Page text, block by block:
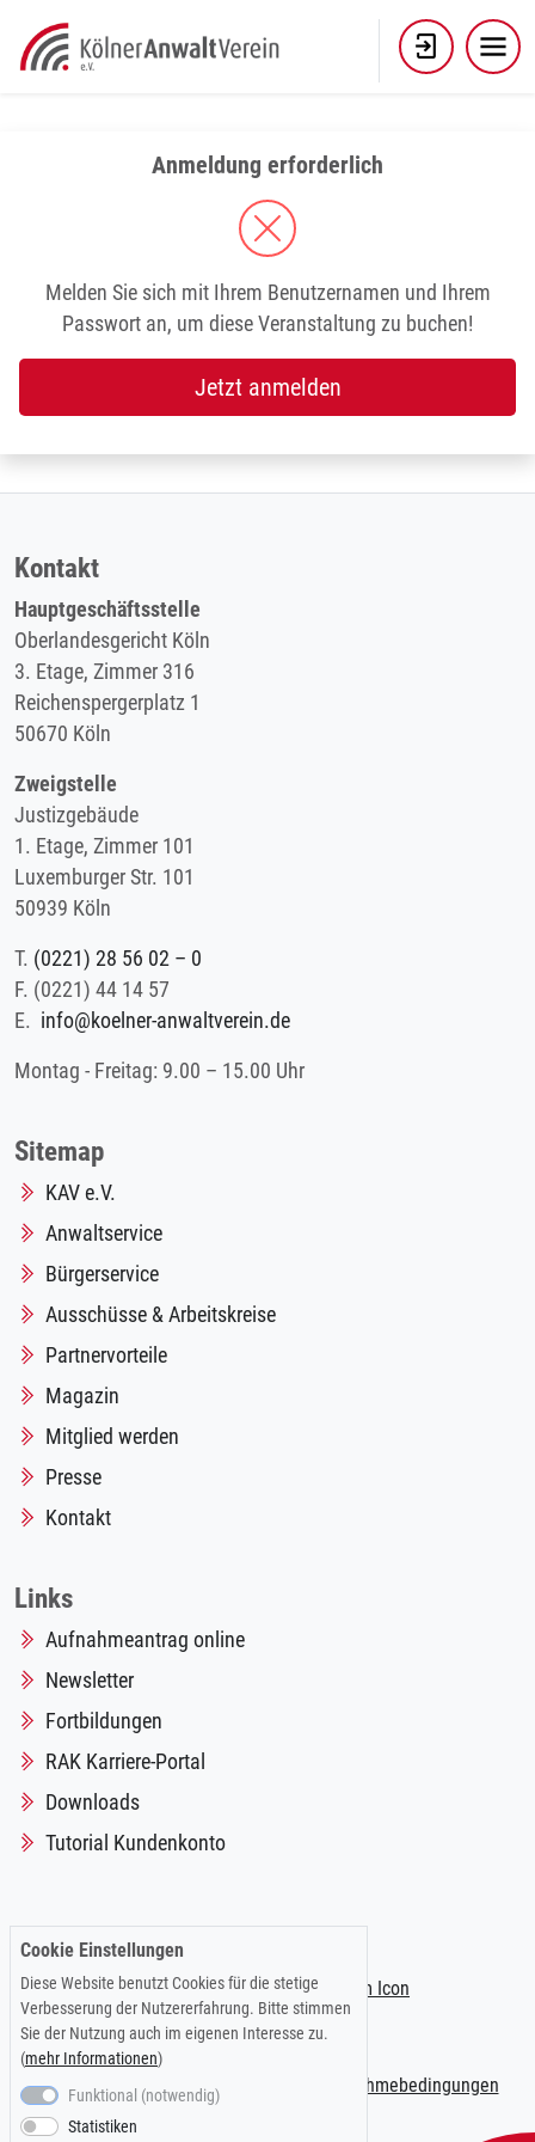
content
Anmeldung erforderlich
Melden Sie sich mit Ihrem Benutzernamen und Ihrem
Passwort an, um diese Veranstaltung zu buchen!
Jetzt anmelden
Kontakt
Hauptgeschäftsstelle
Oberlandesgericht Köln
3. Etage, Zimmer 316
Reichenspergerplatz 1
50670 Köln
Zweigstelle
Justizgebäude
1. Etage, Zimmer 101
Luxemburger Str. 101
50939 Köln
T. (0221) 28 56 02 – 0
F. (0221) 44 14 57
E. info@koelner-anwaltverein.de
Montag - Freitag: 9.00 – 15.00 Uhr
Sitemap
KAV e.V.
Anwaltservice
Bürgerservice
Ausschüsse & Arbeitskreise
Partnervorteile
Magazin
Mitglied werden
Presse
Kontakt
Links
Aufnahmeantrag online
Newsletter
Fortbildungen
RAK Karriere-Portal
Downloads
Tutorial Kundenkonto
Impressum |Datenschutzerklärung Teilnahmebedingungen
Cookie Einstellungen
Diese Website benutzt Cookies für die stetige
Verbesserung der Nutzererfahrung. Bitte stimmen
Sie der Nutzung auch im eigenen Interesse zu.
(mehr Informationen)
Funktional (notwendig)
Statistiken